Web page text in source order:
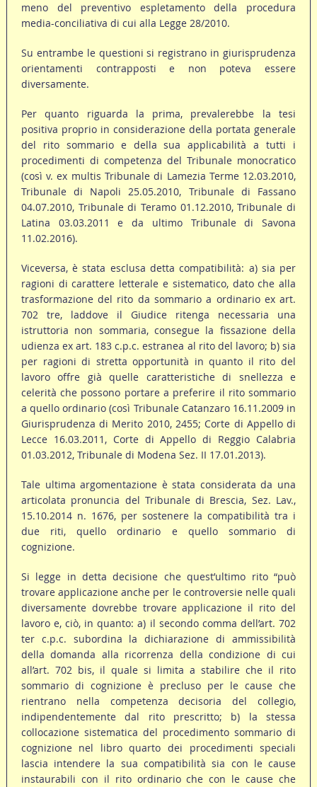
meno del preventivo espletamento della procedura
media-conciliativa di cui alla Legge 28/2010.
Su entrambe le questioni si registrano in giurisprudenza
orientamenti contrapposti e non poteva essere
diversamente.
Per quanto riguarda la prima, prevalerebbe la tesi
positiva proprio in considerazione della portata generale
del rito sommario e della sua applicabilità a tutti i
procedimenti di competenza del Tribunale monocratico
(così v. ex multis Tribunale di Lamezia Terme 12.03.2010,
Tribunale di Napoli 25.05.2010, Tribunale di Fassano
04.07.2010, Tribunale di Teramo 01.12.2010, Tribunale di
Latina 03.03.2011 e da ultimo Tribunale di Savona
11.02.2016).
Viceversa, è stata esclusa detta compatibilità: a) sia per
ragioni di carattere letterale e sistematico, dato che alla
trasformazione del rito da sommario a ordinario ex art.
702 tre, laddove il Giudice ritenga necessaria una
istruttoria non sommaria, consegue la fissazione della
udienza ex art. 183 c.p.c. estranea al rito del lavoro; b) sia
per ragioni di stretta opportunità in quanto il rito del
lavoro offre già quelle caratteristiche di snellezza e
celerità che possono portare a preferire il rito sommario
a quello ordinario (così Tribunale Catanzaro 16.11.2009 in
Giurisprudenza di Merito 2010, 2455; Corte di Appello di
Lecce 16.03.2011, Corte di Appello di Reggio Calabria
01.03.2012, Tribunale di Modena Sez. II 17.01.2013).
Tale ultima argomentazione è stata considerata da una
articolata pronuncia del Tribunale di Brescia, Sez. Lav.,
15.10.2014 n. 1676, per sostenere la compatibilità tra i
due riti, quello ordinario e quello sommario di
cognizione.
Si legge in detta decisione che quest’ultimo rito “può
trovare applicazione anche per le controversie nelle quali
diversamente dovrebbe trovare applicazione il rito del
lavoro e, ciò, in quanto: a) il secondo comma dell’art. 702
ter c.p.c. subordina la dichiarazione di ammissibilità
della domanda alla ricorrenza della condizione di cui
all’art. 702 bis, il quale si limita a stabilire che il rito
sommario di cognizione è precluso per le cause che
rientrano nella competenza decisoria del collegio,
indipendentemente dal rito prescritto; b) la stessa
collocazione sistematica del procedimento sommario di
cognizione nel libro quarto dei procedimenti speciali
lascia intendere la sua compatibilità sia con le cause
instaurabili con il rito ordinario che con le cause che